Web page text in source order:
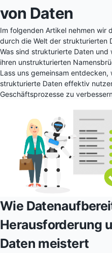
von Daten
Im folgenden Artikel nehmen wir
durch die Welt der strukturierten
Was sind strukturierte Daten
ihren unstrukturierten
Lass uns gemeinsam
strukturierte Daten effektiv
Geschäftsprozesse zu
Wie
Herausforderung
Daten meistert